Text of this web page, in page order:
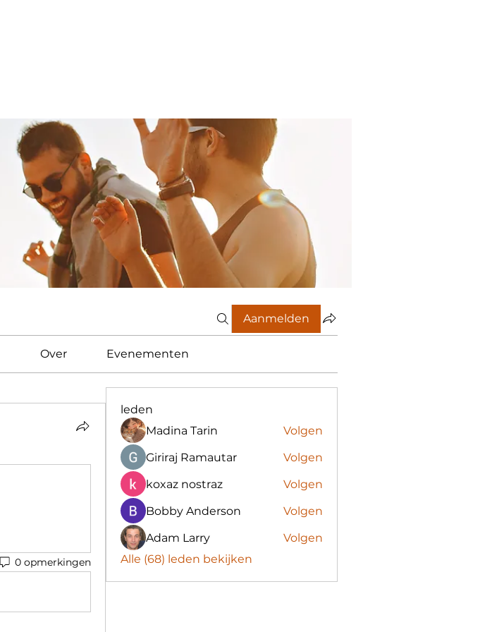
Aanmelden
Over Evenementen
0 opmerkingen
leden
Madina Tarin
Volgen
Giriraj Ramautar
Volgen
koxaz nostraz
Volgen
Bobby Anderson
Volgen
Adam Larry
Volgen
Alle (68) leden bekijken